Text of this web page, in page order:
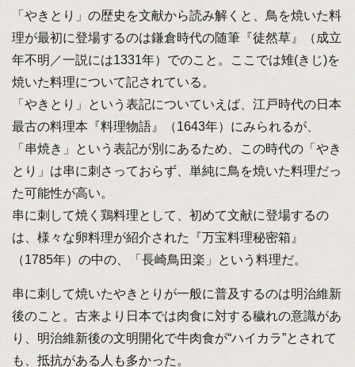
「やきとり」の歴史を文献から読み解くと、鳥を焼いた料
理が最初に登場するのは鎌倉時代の随筆『徒然草』（成立
年不明／一説には1331年）でのこと。ここでは雉(きじ)を
焼いた料理について記されている。
「やきとり」という表記についていえば、江戸時代の日本
最古の料理本『料理物語』（1643年）にみられるが、
「串焼き」という表記が別にあるため、この時代の「やき
とり」は串に刺さっておらず、単純に鳥を焼いた料理だっ
た可能性が高い。
串に刺して焼く鶏料理として、初めて文献に登場するの
は、様々な卵料理が紹介された『万宝料理秘密箱』
（1785年）の中の、「長崎鳥田楽」という料理だ。
串に刺して焼いたやきとりが一般に普及するのは明治維新
後のこと。古来より日本では肉食に対する穢れの意識があ
り、明治維新後の文明開化で牛肉食が“ハイカラ”とされて
も、抵抗がある人も多かった。